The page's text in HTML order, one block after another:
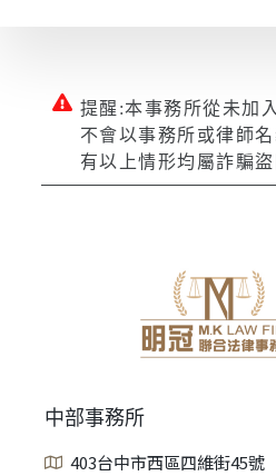
提醒:本事務所從未加
不會以事務所或律師
有以上情形均屬詐騙
中部事務所
403台中市西區四維街45號